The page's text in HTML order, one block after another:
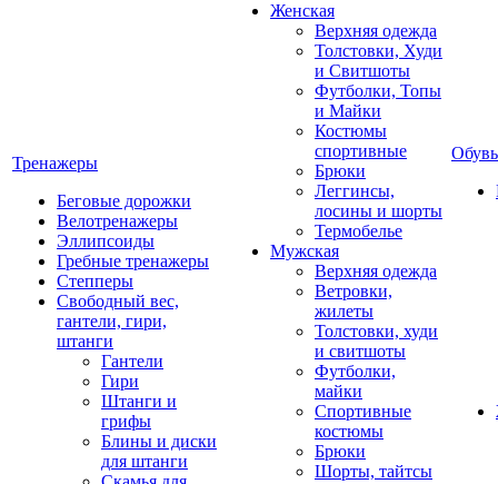
Тренажеры
Беговые дорожки
Велотренажеры
Эллипсоиды
Гребные тренажеры
Степперы
Свободный вес,
гантели, гири,
штанги
Гантели
Гири
Штанги и
грифы
Блины и диски
для штанги
Женская
Верхняя одежда
Толстовки, Худи
и Свитшоты
Футболки, Топы
и Майки
Костюмы
спортивные
Брюки
Леггинсы,
лосины и шорты
Термобелье
Мужская
Верхняя одежда
Ветровки,
жилеты
Толстовки, худи
и свитшоты
Футболки,
майки
Спортивные
костюмы
Брюки
Шорты, тайтсы
Обувь